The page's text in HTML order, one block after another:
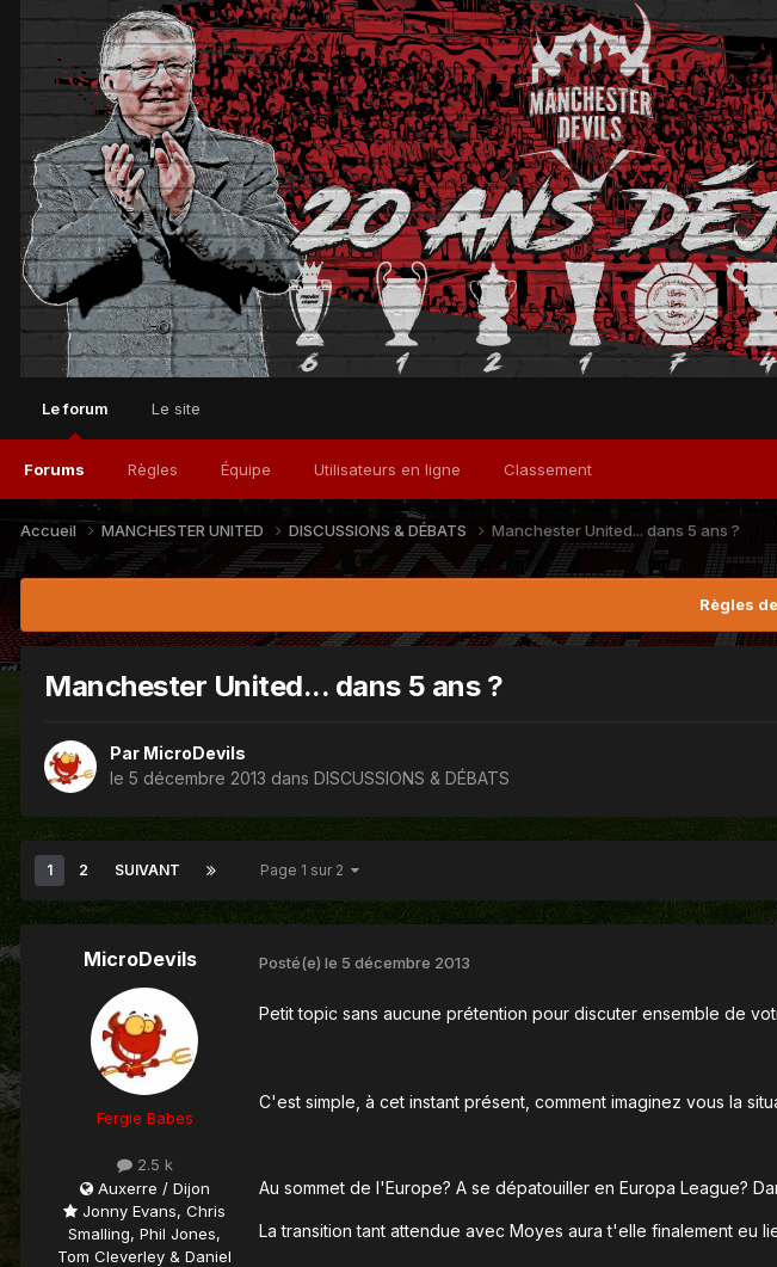
Le forum
Forums Règles Équipe Utilisateurs en ligne Classement
Le site
Accueil MANCHESTER UNITED DISCUSSIONS & DÉBATS Manchester United... dans 5 ans ?
Règles
Manchester United... dans 5 ans ?
Par MicroDevils
le 5 décembre 2013 dans DISCUSSIONS & DÉBATS
1 2 SUIVANT Page 1 sur 2
MicroDevils
Fergie Babes
2.5 k
Auxerre / Dijon
Jonny Evans, Chris
Smalling, Phil Jones,
Tom Cleverley & Daniel
Posté(e) le 5 décembre 2013
Petit topic sans aucune prétention pour discuter ensemble de
C'est simple, à cet instant présent, comment imaginez vous la
Au sommet de l'Europe? A se dépatouiller en Europa League?
La transition tant attendue avec Moyes aura t'elle finalement eu